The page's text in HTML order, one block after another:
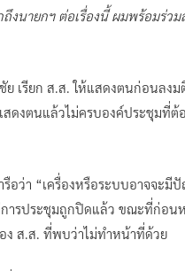
งนายกฯ ต่อเรื่องนี้ ผมพร้อมร่ว
เรียก ส.ส. ให้แสดงตนก่อนลงม
ดงตนแล้วไม่ครบองค์ประชุมที่ต้
ว่า “เครื่องหรือระบบอาจจะมี
ารประชุมถูกปิดแล้ว ขณะที่ก่อ
ง ส.ส. ที่พบว่าไม่ทำหน้าที่ด้วย